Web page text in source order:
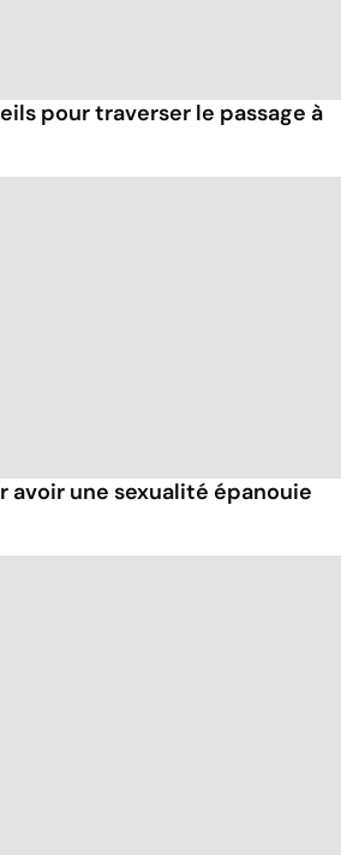
pour traverser le passage à
avoir une sexualité épanouie